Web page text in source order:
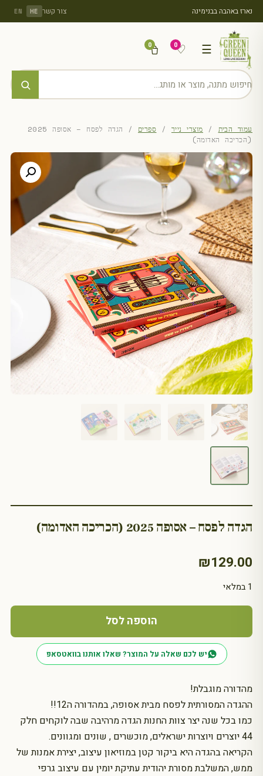
נארז באהבה בבנימינה צור קשר HE
EN
☰
♡
0
0
עמוד הבית / מוצרי נייר / ספרים
/ הגדה לפסח – אסופה 2025
(הכריכה האדומה)
הגדה לפסח – אסופה 2025 (הכריכה האדומה)
₪129.00
מהדורה מוגבלת!
ההגדה המסורתית לפסח מבית אסופה, במהדורה ה12!!
כמו בכל שנה יצר צוות החנות הגדה מרהיבה שבה לוקחים חלק
44 יוצרים ויוצרות ישראלים, מוכשרים , שונים ומגוונים.
הקריאה בהגדה היא ביקור קטן במוזיאון עיצוב, יצירת אמנות של
ממש, המשלבת מסורת יהודית עתיקת יומין עם עיצוב גרפי
1 במלאי
כמות
הגדה
2025
(הכריכה
האדומה)
הוספה לסל
יש לכם שאלה על המוצר? שאלו אותנו בוואטסאפ